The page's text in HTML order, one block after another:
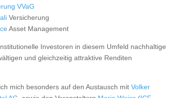
VVaG
Versicherung
Asset Management
Investoren in diesem Umfeld nachhaltige
und gleichzeitig attraktive Renditen
mich besonders auf den Austausch mitVolker